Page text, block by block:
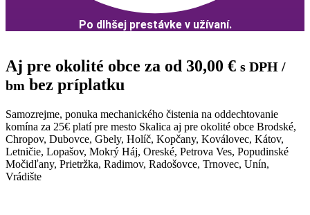
Po dlhšej prestávke v užívaní.
Aj pre okolité obce za od 30,00 € s DPH /
bm bez príplatku
Samozrejme, ponuka mechanického čistenia na oddechtovanie
komína za 25€ platí pre mesto Skalica aj pre okolité obce Brodské,
Chropov, Dubovce, Gbely, Holíč, Kopčany, Koválovec, Kátov,
Letničie, Lopašov, Mokrý Háj, Oreské, Petrova Ves, Popudinské
Močidľany, Prietržka, Radimov, Radošovce, Trnovec, Unín,
Vrádište